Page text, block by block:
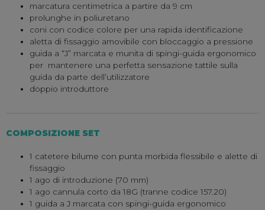
marcatura centimetrica a partire da 9 cm
prolunghe in poliuretano
coni con codice colore per una rapida identificazione
aletta di fissaggio amovibile con bloccaggio a pressione
guida a “J” marcata e munita di spingi-guida ergonomico
per mantenere una perfetta sensazione tattile sulla
guida da parte dell’utilizzatore
doppio introduttore
COMPOSIZIONE SET
1 catetere bilume con punta morbida flessibile e alette di
fissaggio
1 ago di introduzione (70 mm)
1 ago cannula corto da 18G (tranne codice 157.20)
1 guida a J marcata con spingi-guida ergonomico